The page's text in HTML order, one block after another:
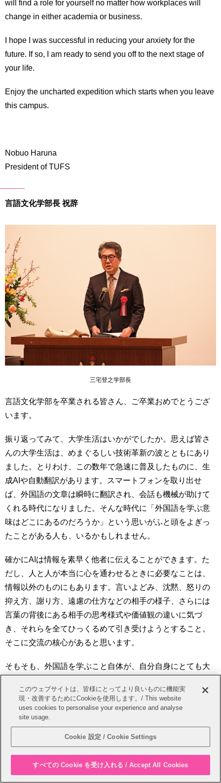
will find a role for yourself no matter how workplaces will
change in either academia or business.
I hope I was successful in reducing your anxiety for the
future. If so, I am ready to send you off to the next stage of
your life.
Enjoy the uncharted expedition which starts when you leave
this campus.
Nobuo Haruna
President of TUFS
言語文化学部長 祝辞
三宅登之学部長
言語文化学部を卒業される皆さん、ご卒業おめでとうござ
います。
振り返ってみて、大学生活はいかがでしたか。思えば皆さ
んの大学生活は、めまぐるしい技術革新の波とともにあり
ました。とりわけ、この数年で急速に普及したものに、生
成AIや自動翻訳があります。スマートフォンを取り出せ
ば、外国語の文章は瞬時に翻訳され、会話も機械が助けて
くれる時代になりました。そんな時代に「外国語を学ぶ意
味はどこにあるのだろうか」という思いがふと頭をよぎっ
たことがある人も、いるかもしれません。
確かにAIは情報を素早く他者に伝えることができます。た
だし、人と人が本当に心を通わせるときに必要なことは、
情報以外のものにもあります。言いよどみ、沈黙、怒りの
抑え方、謝り方、遠慮の仕方などの相手の様子、さらには
言葉の背後にある相手の思考様式や価値観の違いに気づ
き、それらを全てひっくるめて引き受けようとすること。
そこに交流の核心があると思います。
そもそも、外国語を学ぶこと自体が、自分自身にとても大
きた皆さんには、よくわかっていることだと思います。自
分の母語しか理解せず、言葉が異なる人とのやりとりは全
てAI任せなんて、あまりにも内向きな発想だと言わざるを
得ません。外国語を学ぶことは、その言葉の話者の思考方
法や世界の切り取り方があることを知り、同じ目線で考え
られるようになるということです。文化や価値観の多様性
を知り、異質な物を認め尊重しあう姿勢は、社会に出たあ
このウェブサイトは、皆様にとってより良いものに機能実
現・改善するためにCookieを使用します。/ This website
uses cookies to personalise your experience and analyse
site usage.
Cookie 設定 / Cookie Settings
すべての Cookie を受け入れる / Accept All Cookies